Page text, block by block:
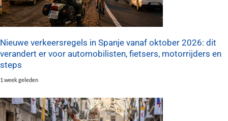
Nieuwe verkeersregels in Spanje vanaf oktober 2026: dit
verandert er voor automobilisten, fietsers, motorrijders en
steps
1 week geleden